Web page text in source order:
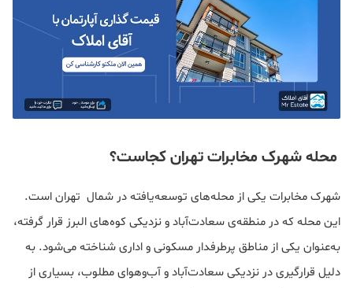
محله شهرک مخابرات تهران کجاست؟
شهرک مخابرات یکی از محله‌های توسعه‌یافته در شمال تهران است.
این محله که در منطقه‌ی سعادت‌آباد و نزدیکی کوه‌های البرز قرار گرفته،
به‌عنوان یکی از مناطق پرطرفدار مسکونی و اداری شناخته می‌شود. به
دلیل قرارگیری در نزدیکی سعادت‌آباد و آب‌و‌هوای مطلوب، بسیاری از